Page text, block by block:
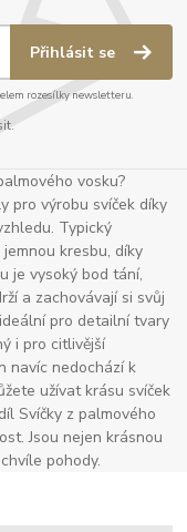
Přihlásit se
rozesílky newsletteru.
vosku?
pro výrobu svíček díky
Typický
kresbu, díky
je vysoký bod tání,
a zachovávají si svůj
pro detailní tvary
i pro citlivější
navíc nedochází k
užívat krásu svíček
Svíčky z palmového
Jsou nejen krásnou
pohody.